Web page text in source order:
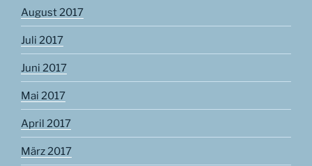
August 2017
Juli 2017
Juni 2017
Mai 2017
April 2017
März 2017